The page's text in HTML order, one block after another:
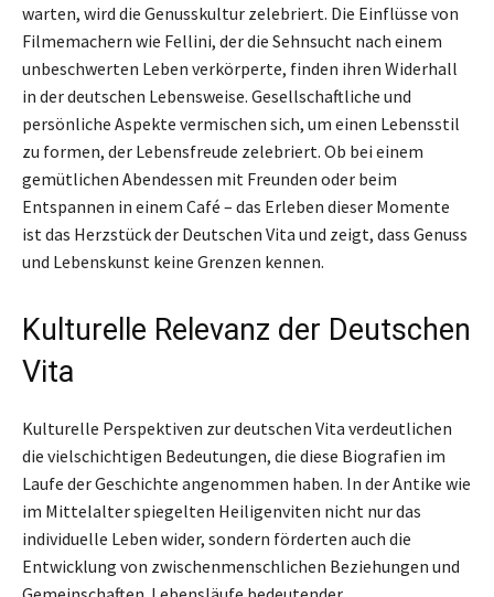
warten, wird die Genusskultur zelebriert. Die Einflüsse von
Filmemachern wie Fellini, der die Sehnsucht nach einem
unbeschwerten Leben verkörperte, finden ihren Widerhall
in der deutschen Lebensweise. Gesellschaftliche und
persönliche Aspekte vermischen sich, um einen Lebensstil
zu formen, der Lebensfreude zelebriert. Ob bei einem
gemütlichen Abendessen mit Freunden oder beim
Entspannen in einem Café – das Erleben dieser Momente
ist das Herzstück der Deutschen Vita und zeigt, dass Genuss
und Lebenskunst keine Grenzen kennen.
Kulturelle Relevanz der Deutschen
Vita
Kulturelle Perspektiven zur deutschen Vita verdeutlichen
die vielschichtigen Bedeutungen, die diese Biografien im
Laufe der Geschichte angenommen haben. In der Antike wie
im Mittelalter spiegelten Heiligenviten nicht nur das
individuelle Leben wider, sondern förderten auch die
Entwicklung von zwischenmenschlichen Beziehungen und